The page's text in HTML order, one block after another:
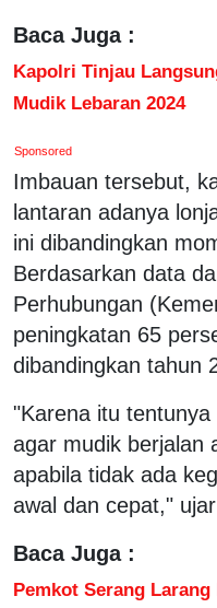
Baca Juga :
Kapolri Tinjau
Mudik Lebaran 2024
Sponsored
Imbauan tersebut,
lantaran adanya
ini dibandingkan
Berdasarkan data
Perhubungan
peningkatan 65
dibandingkan tahun
"Karena itu
agar mudik berjalan
apabila tidak ada
awal dan cepat,"
Baca Juga :
Pemkot Serang